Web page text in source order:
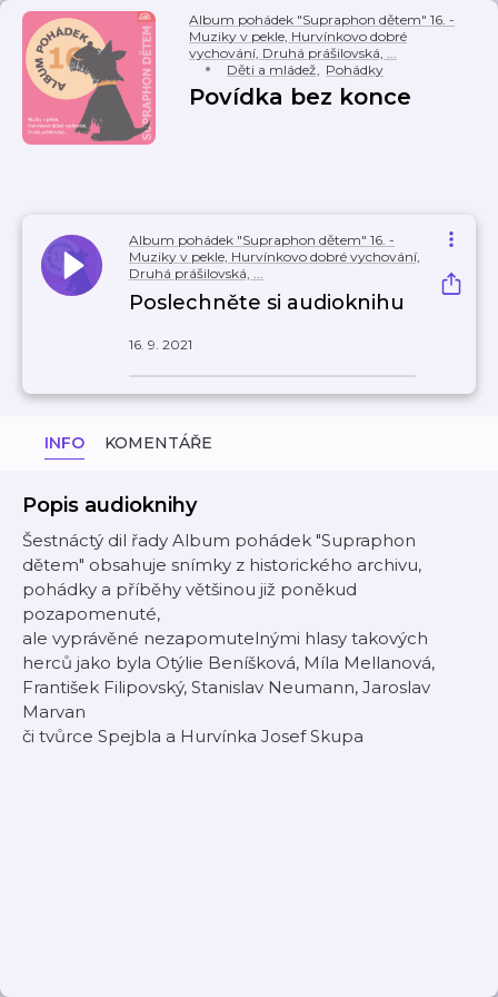
Album pohádek "Supraphon dětem" 16. -
Muziky v pekle, Hurvínkovo dobré
vychování, Druhá prášilovská, ...
Děti a mládež, Pohádky
Povídka bez konce
Album pohádek "Supraphon dětem" 16. -
Muziky v pekle, Hurvínkovo dobré vychování,
Druhá prášilovská, ...
Poslechněte si audioknihu
16. 9. 2021
INFO KOMENTÁŘE
Popis audioknihy
Šestnáctý dil řady Album pohádek "Supraphon
dětem" obsahuje snímky z historického archivu,
pohádky a příběhy většinou již poněkud
pozapomenuté,
ale vyprávěné nezapomutelnými hlasy takových
herců jako byla Otýlie Beníšková, Míla Mellanová,
František Filipovský, Stanislav Neumann, Jaroslav
Marvan
či tvůrce Spejbla a Hurvínka Josef Skupa